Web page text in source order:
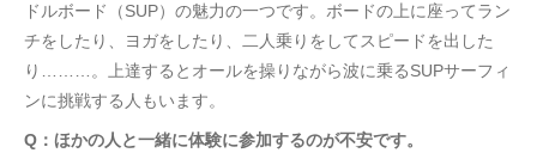
ドルボード（SUP）の魅力の一つです。ボードの上に座ってラン
チをしたり、ヨガをしたり、二人乗りをしてスピードを出した
り………。上達するとオールを操りながら波に乗るSUPサーフィ
ンに挑戦する人もいます。
Q：ほかの人と一緒に体験に参加するのが不安です。